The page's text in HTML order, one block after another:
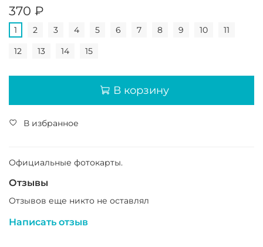
370 ₽
1 2 3 4 5 6 7 8 9 10 11
12 13 14 15
В корзину
В избранное
Официальные фотокарты.
Отзывы
Отзывов еще никто не оставлял
Написать отзыв